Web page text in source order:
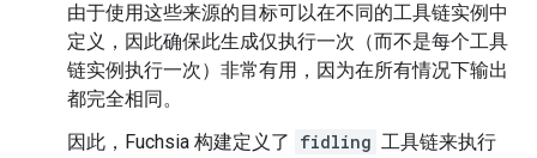
由于使用这些来源的目标可以在不同的工具链实例中
定义，因此确保此生成仅执行一次（而不是每个工具
链实例执行一次）非常有用，因为在所有情况下输出
都完全相同。
因此，Fuchsia 构建定义了 fidling 工具链来执行